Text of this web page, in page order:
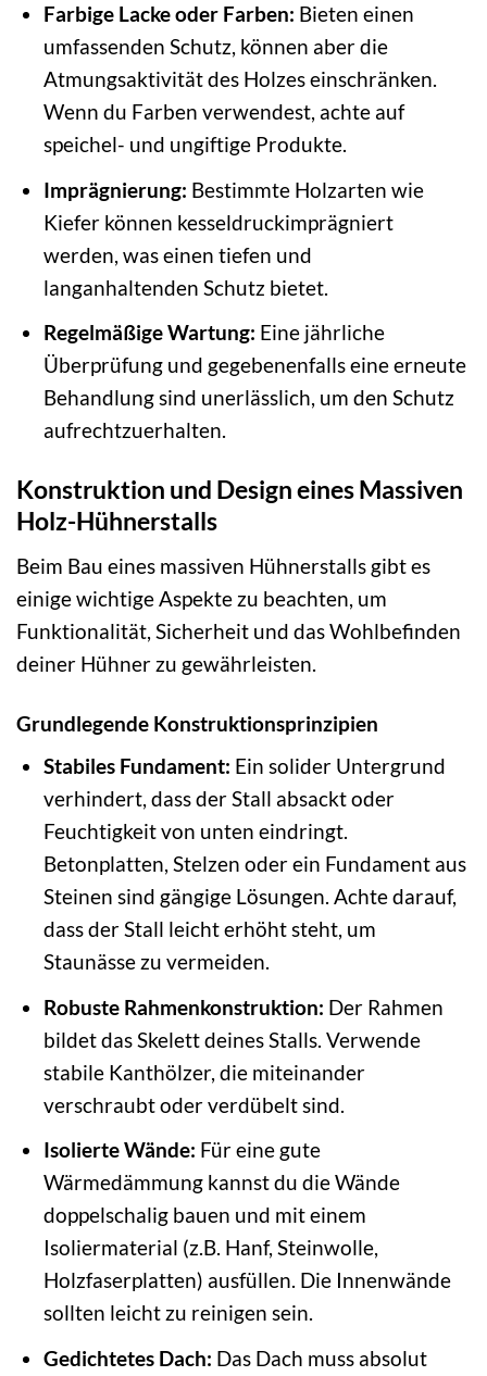
Farbige Lacke oder Farben: Bieten einen
umfassenden Schutz, können aber die
Atmungsaktivität des Holzes einschränken.
Wenn du Farben verwendest, achte auf
speichel- und ungiftige Produkte.
Imprägnierung: Bestimmte Holzarten wie
Kiefer können kesseldruckimprägniert
werden, was einen tiefen und
langanhaltenden Schutz bietet.
Regelmäßige Wartung: Eine jährliche
Überprüfung und gegebenenfalls eine erneute
Behandlung sind unerlässlich, um den Schutz
aufrechtzuerhalten.
Konstruktion und Design eines Massiven
Holz-Hühnerstalls
Beim Bau eines massiven Hühnerstalls gibt es
einige wichtige Aspekte zu beachten, um
Funktionalität, Sicherheit und das Wohlbefinden
deiner Hühner zu gewährleisten.
Grundlegende Konstruktionsprinzipien
Stabiles Fundament: Ein solider Untergrund
verhindert, dass der Stall absackt oder
Feuchtigkeit von unten eindringt.
Betonplatten, Stelzen oder ein Fundament aus
Steinen sind gängige Lösungen. Achte darauf,
dass der Stall leicht erhöht steht, um
Staunässe zu vermeiden.
Robuste Rahmenkonstruktion: Der Rahmen
bildet das Skelett deines Stalls. Verwende
stabile Kanthölzer, die miteinander
verschraubt oder verdübelt sind.
Isolierte Wände: Für eine gute
Wärmedämmung kannst du die Wände
doppelschalig bauen und mit einem
Isoliermaterial (z.B. Hanf, Steinwolle,
Holzfaserplatten) ausfüllen. Die Innenwände
sollten leicht zu reinigen sein.
Gedichtetes Dach: Das Dach muss absolut